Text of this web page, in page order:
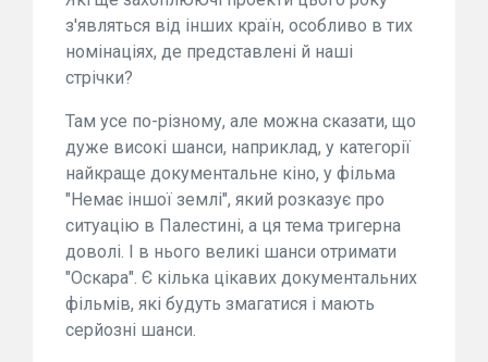
з'являться від інших країн, особливо в тих
номінаціях, де представлені й наші
стрічки?
Там усе по-різному, але можна сказати, що
дуже високі шанси, наприклад, у категорії
найкраще документальне кіно, у фільма
"Немає іншої землі", який розказує про
ситуацію в Палестині, а ця тема тригерна
доволі. І в нього великі шанси отримати
"Оскара". Є кілька цікавих документальних
фільмів, які будуть змагатися і мають
серйозні шанси.